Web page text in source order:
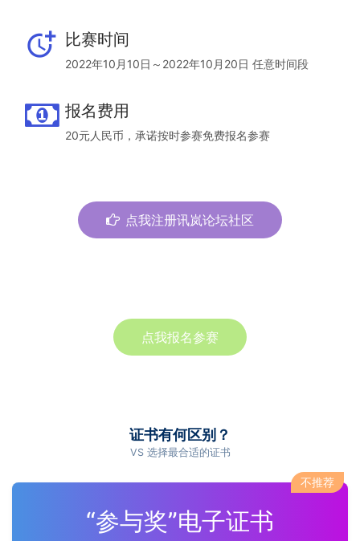
more_time 比赛时间
2022年10月10日～2022年10月20日 任意时间段
报名费用
20元人民币，承诺按时参赛免费报名参赛
点我注册讯岚论坛社区
点我报名参赛
证书有何区别？
VS 选择最合适的证书
不推荐
“参与奖”电子证书